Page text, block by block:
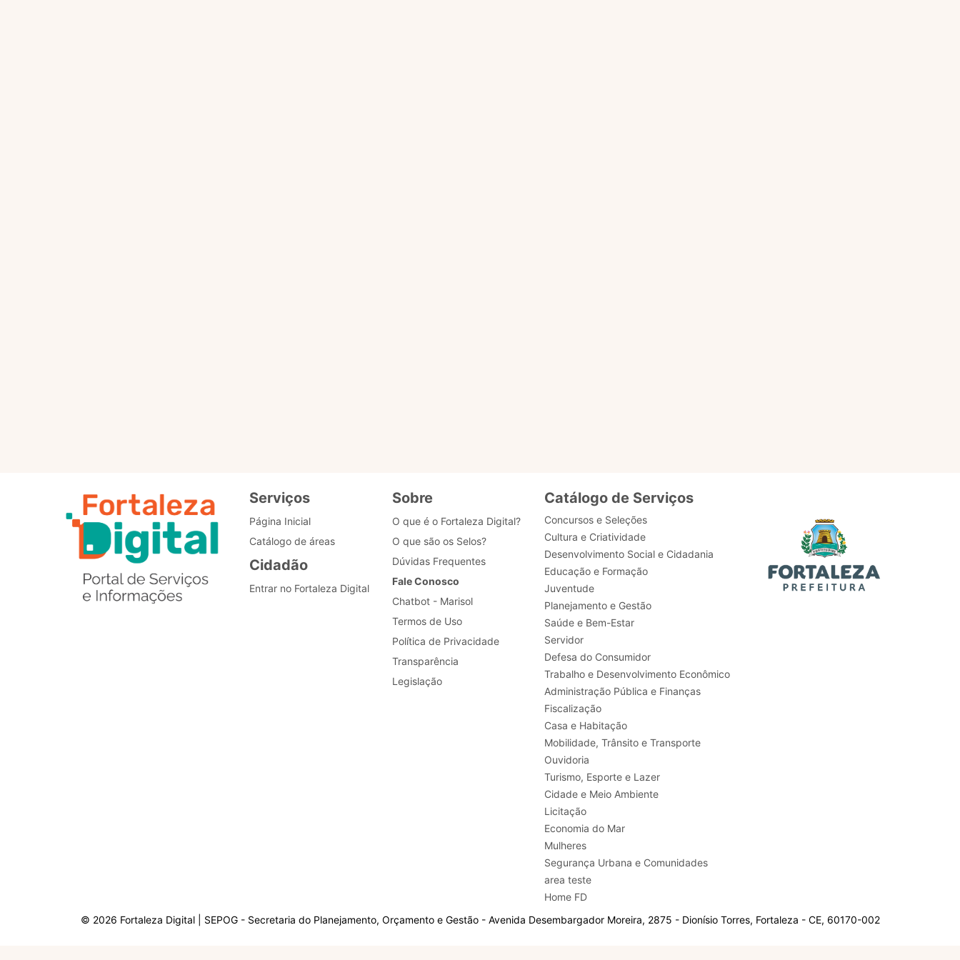
Serviços
Página Inicial
Catálogo de áreas
Cidadão
Entrar no Fortaleza Digital
Sobre
O que é o Fortaleza Digital?
O que são os Selos?
Dúvidas Frequentes
Fale Conosco
Chatbot - Marisol
Termos de Uso
Política de Privacidade
Transparência
Legislação
Catálogo de Serviços
Concursos e Seleções
Cultura e Criatividade
Desenvolvimento Social e Cidadania
Educação e Formação
Juventude
Planejamento e Gestão
Saúde e Bem-Estar
Servidor
Defesa do Consumidor
Trabalho e Desenvolvimento Econômico
Administração Pública e Finanças
Fiscalização
Casa e Habitação
Mobilidade, Trânsito e Transporte
Ouvidoria
Turismo, Esporte e Lazer
Cidade e Meio Ambiente
Licitação
Economia do Mar
Mulheres
Segurança Urbana e Comunidades
area teste
Home FD
© 2026 Fortaleza Digital | SEPOG - Secretaria do Planejamento, Orçamento e Gestão - Avenida Desembargador Moreira, 2875 - Dionísio Torres, Fortaleza - CE, 60170-002